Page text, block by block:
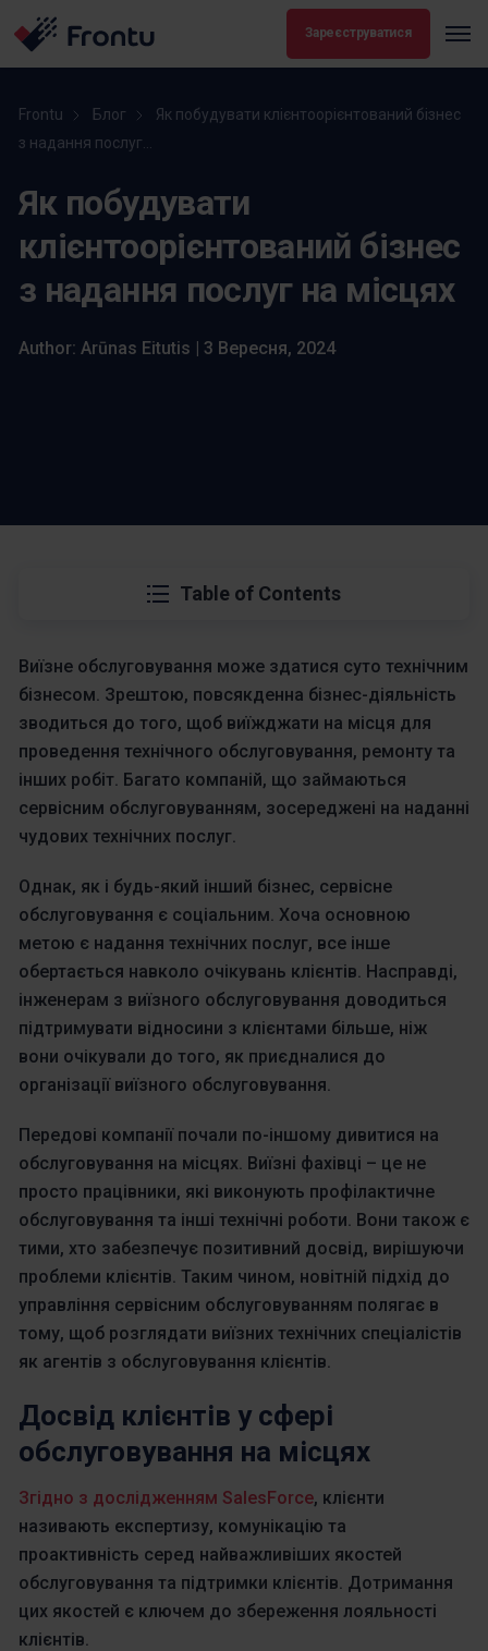
Зареєструватися
Frontu Блог
Як побудувати клієнтоорієнтований бізнес
з надання послуг...
Як побудувати
клієнтоорієнтований бізнес
з надання послуг на місцях
Author: Arūnas Eitutis | 3 Вересня, 2024
Table of Contents
Виїзне обслуговування може здатися суто технічним
бізнесом. Зрештою, повсякденна бізнес-діяльність
зводиться до того, щоб виїжджати на місця для
проведення технічного обслуговування, ремонту та
інших робіт. Багато компаній, що займаються
сервісним обслуговуванням, зосереджені на наданні
чудових технічних послуг.
Однак, як і будь-який інший бізнес, сервісне
обслуговування є соціальним. Хоча основною
метою є надання технічних послуг, все інше
обертається навколо очікувань клієнтів. Насправді,
інженерам з виїзного обслуговування доводиться
підтримувати відносини з клієнтами більше, ніж
вони очікували до того, як приєдналися до
організації виїзного обслуговування.
Передові компанії почали по-іншому дивитися на
обслуговування на місцях. Виїзні фахівці – це не
просто працівники, які виконують профілактичне
обслуговування та інші технічні роботи. Вони також є
тими, хто забезпечує позитивний досвід, вирішуючи
проблеми клієнтів. Таким чином, новітній підхід до
управління сервісним обслуговуванням полягає в
тому, щоб розглядати виїзних технічних спеціалістів
як агентів з обслуговування клієнтів.
Досвід клієнтів у сфері
обслуговування на місцях
Згідно з дослідженням SalesForce, клієнти
називають експертизу, комунікацію та
проактивність серед найважливіших якостей
обслуговування та підтримки клієнтів. Дотримання
цих якостей є ключем до збереження лояльності
клієнтів.